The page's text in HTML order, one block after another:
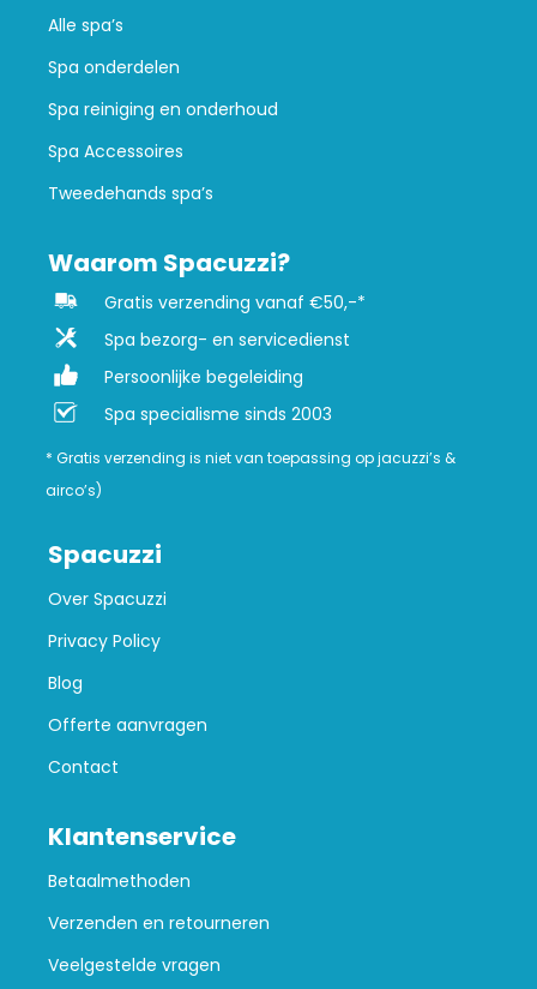
Alle spa’s
Spa onderdelen
Spa reiniging en onderhoud
Spa Accessoires
Tweedehands spa’s
Waarom Spacuzzi?
Gratis verzending vanaf €50,-*
Spa bezorg- en servicedienst
Persoonlijke begeleiding
Spa specialisme sinds 2003
* Gratis verzending is niet van toepassing op jacuzzi’s &
airco’s)
Spacuzzi
Over Spacuzzi
Privacy Policy
Blog
Offerte aanvragen
Contact
Klantenservice
Betaalmethoden
Verzenden en retourneren
Veelgestelde vragen